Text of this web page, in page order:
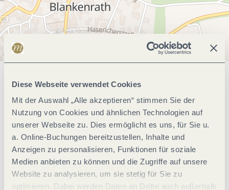
Diese Webseite verwendet Cookies
Mit der Auswahl „Alle akzeptieren“ stimmen Sie der
Nutzung von Cookies und ähnlichen Technologien auf
unserer Webseite zu. Dies ermöglicht es uns, für Sie u.
a. Online-Buchungen bereitzustellen, Inhalte und
Anzeigen zu personalisieren, Funktionen für soziale
Medien anbieten zu können und die Zugriffe auf unsere
Website zu analysieren, um sie stetig für Sie zu
optimieren. Dabei werden Daten an Dritte auch außerhalb
Allgemeine Informationen
Klassifikationen
Ausstattung Zimmer/Appartement